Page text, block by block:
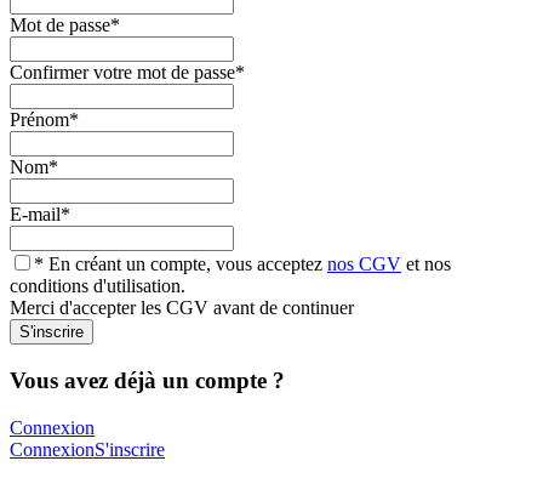
Mot de passe*
Confirmer votre mot de passe*
Prénom*
Nom*
E-mail*
* En créant un compte, vous acceptez nos CGV et nos
conditions d'utilisation.
Merci d'accepter les CGV avant de continuer
Vous avez déjà un compte ?
Connexion
ConnexionS'inscrire